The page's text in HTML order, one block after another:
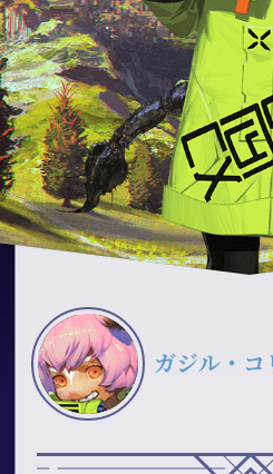
ガジル・コ